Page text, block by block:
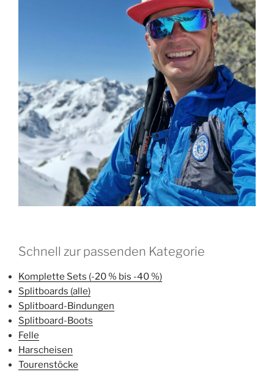
Schnell zur passenden Kategorie
Komplette Sets (-20 % bis -40 %)
Splitboards (alle)
Splitboard-Bindungen
Splitboard-Boots
Felle
Harscheisen
Tourenstöcke